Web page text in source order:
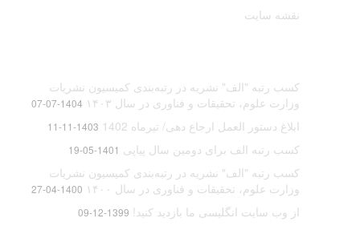
نقشه سایت
کسب رتبه "الف" نشریه در رتبه‌بندی کمیسیون نشریات
وزارت علوم، تحقیقات و فناوری در سال ۱۴۰۳
1404-07-07
ابلاغ دستور العمل ارجاع دهی/ تیرماه 1402 1403-11-11
کسب رتبه الف برای دومین سال پیاپی 1401-05-19
کسب رتبه "الف" نشریه در رتبه‌بندی کمیسیون نشریات
وزارت علوم، تحقیقات و فناوری در سال ۱۴۰۰
1400-04-27
از وب سایت انگلیسی ما بازدید کنید! 1399-12-09